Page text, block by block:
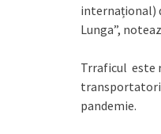
internațional)
Lunga”,
Trraficul este
transportatorii
pandemie.